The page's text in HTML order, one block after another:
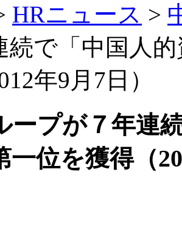
HRニュース >
続で「中国人
年9月7日）
ープが７年連
一位を獲得（